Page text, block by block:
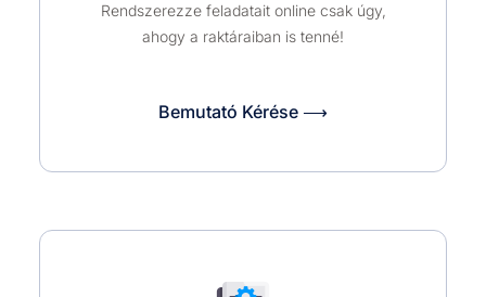
Rendszerezze feladatait online csak úgy,
ahogy a raktáraiban is tenné!
Bemutató Kérése ⟶